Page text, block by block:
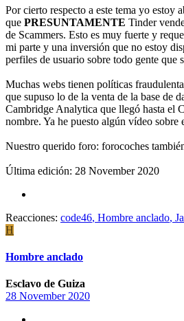
Por cierto respecto a este tema yo estoy
que PRESUNTAMENTE Tinder
de Scammers. Esto es muy fuerte y
mi parte y una inversión que no estoy
perfiles de usuario sobre todo gente que
Muchas webs tienen políticas
que supuso lo de la venta de la base de
Cambridge Analytica que llegó hasta el
nombre. Ya he puesto algún vídeo sobre
Nuestro querido foro: forocoches
Última edición: 28 November 2020
Reacciones: code46, Hombre anclado,
H
Hombre anclado
Esclavo de Guiza
28 November 2020